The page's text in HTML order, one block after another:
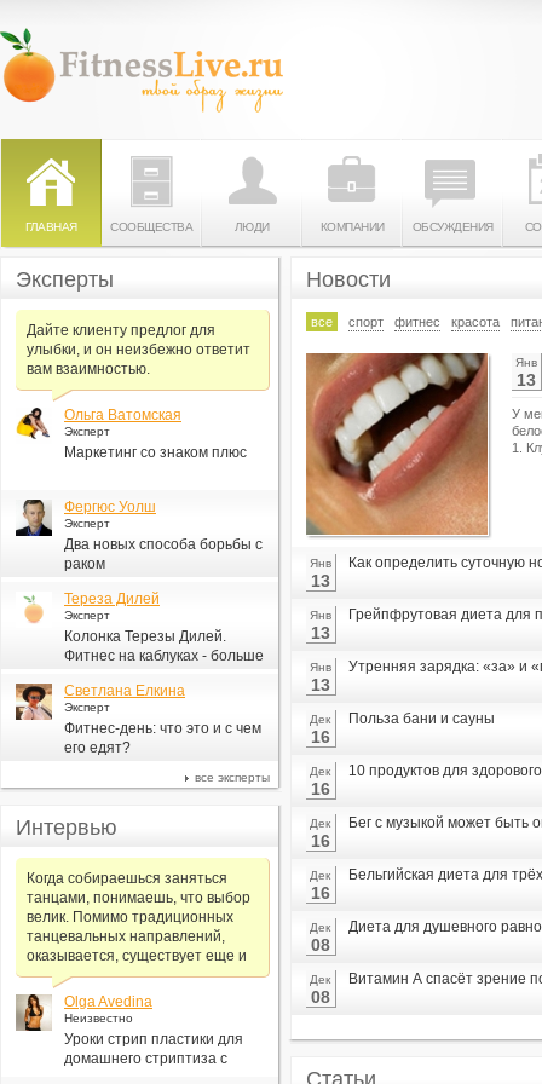
ГЛАВНАЯ СООБЩЕСТВА ЛЮДИ КОМПАНИИ ОБСУЖДЕНИЯ
Новости
все спорт фитнес красота
Янв
13
У
1.
Янв
13
Как определить суточную
Янв
13
Грейпфрутовая диета для
Янв
13
Утренняя зарядка: «за» и
Дек
16
Польза бани и сауны
Дек
16
10 продуктов для
Дек
16
Бег с музыкой может быть
Дек
16
Бельгийская диета для
Дек
08
Диета для душевного
Дек
08
Витамин А спасёт зрение
Статьи
Эксперты
Дайте клиенту предлог для
улыбки, и он неизбежно ответит
вам взаимностью.
Ольга Ватомская
Эксперт
Маркетинг со знаком плюс
Фергюс Уолш
Эксперт
Два новых способа борьбы с
раком
Тереза Дилей
Эксперт
Колонка Терезы Дилей.
Фитнес на каблуках - больше
Светлана Елкина
Эксперт
Фитнес-день: что это и с чем
его едят?
все эксперты
Интервью
Когда собираешься заняться
танцами, понимаешь, что выбор
велик. Помимо традиционных
танцевальных направлений,
оказывается, существует еще и
Olga Avedina
Неизвестно
Уроки стрип пластики для
домашнего стриптиза с